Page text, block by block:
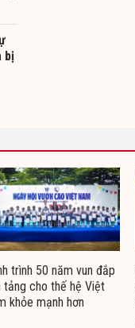
bị
trình 50 năm vun đắp
tảng cho thế hệ Việt
khỏe mạnh hơn